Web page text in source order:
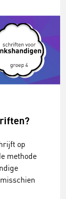
op
methode